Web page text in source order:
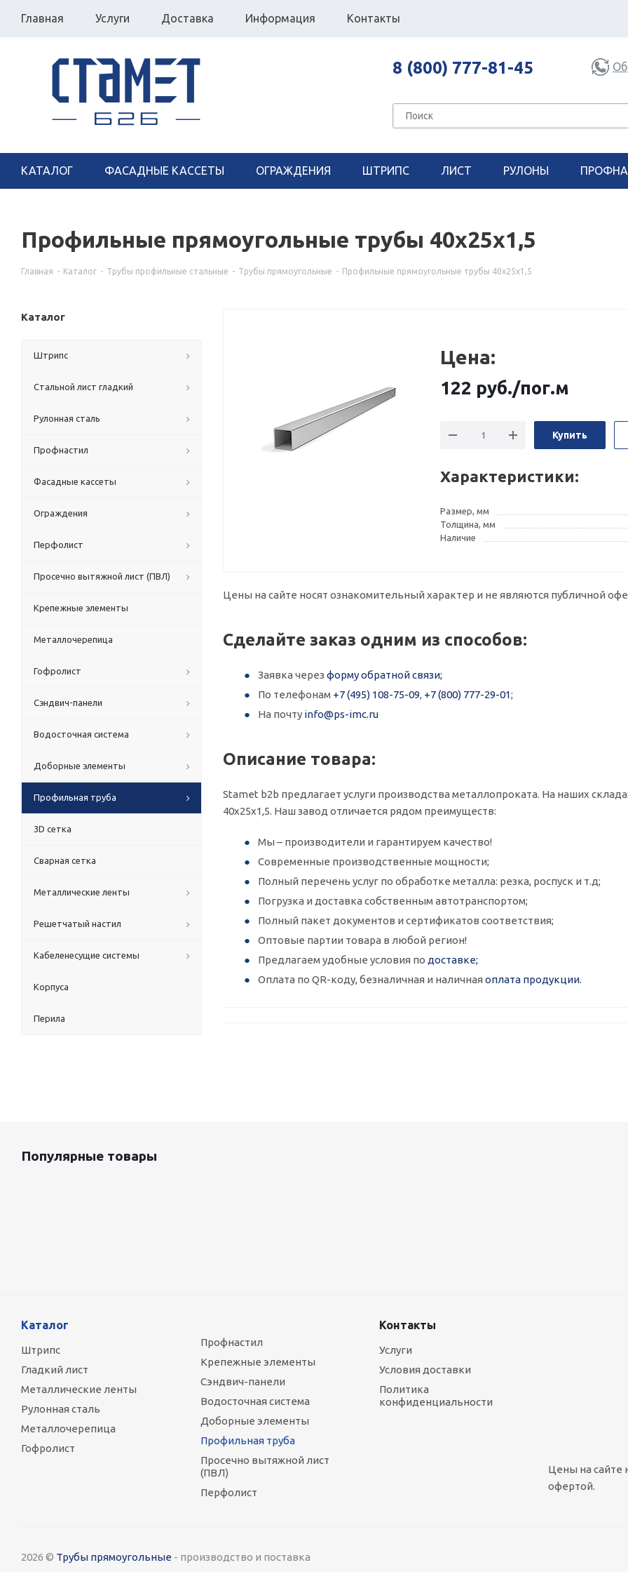
Главная Услуги Доставка Информация Контакты
8 (800) 777-81-45
КАТАЛОГ ФАСАДНЫЕ КАССЕТЫ ОГРАЖДЕНИЯ ШТРИПС ЛИСТ РУЛОНЫ
Профильные прямоугольные трубы 40х25x1,5
Главная - Каталог - Трубы профильные стальные - Трубы прямоугольные - Профильные прямоугольные трубы 40х25x1,5
Цена:
122 руб./пог.м
Купить
Характеристики:
Размер, мм
Толщина, мм
Наличие
Цены на сайте носят ознакомительный характер и не являются публичной
Сделайте заказ одним из способов:
Заявка через форму обратной связи;
По телефонам +7 (495) 108-75-09, +7 (800) 777-29-01;
На почту info@ps-imc.ru
Описание товара:
Stamet b2b предлагает услуги производства металлопроката. На наших
40х25x1,5. Наш завод отличается рядом преимуществ:
Мы – производители и гарантируем качество!
Современные производственные мощности;
Полный перечень услуг по обработке металла: резка, роспуск и т.д;
Погрузка и доставка собственным автотранспортом;
Полный пакет документов и сертификатов соответствия;
Оптовые партии товара в любой регион!
Предлагаем удобные условия по доставке;
Оплата по QR-коду, безналичная и наличная оплата продукции.
Каталог
Штрипс
Стальной лист гладкий
Рулонная сталь
Профнастил
Фасадные кассеты
Ограждения
Перфолист
Просечно вытяжной лист (ПВЛ)
Крепежные элементы
Металлочерепица
Гофролист
Сэндвич-панели
Водосточная система
Доборные элементы
Профильная труба
3D сетка
Сварная сетка
Металлические ленты
Решетчатый настил
Кабеленесущие системы
Корпуса
Перила
Популярные товары
Каталог
Штрипс
Гладкий лист
Металлические ленты
Рулонная сталь
Металлочерепица
Гофролист
Профнастил
Крепежные элементы
Сэндвич-панели
Водосточная система
Доборные элементы
Профильная труба
Просечно вытяжной лист
(ПВЛ)
Перфолист
Контакты
Услуги
Условия доставки
Политика
конфиденциальности
Цены на сайте
офертой.
2026 © Трубы прямоугольные - производство и поставка